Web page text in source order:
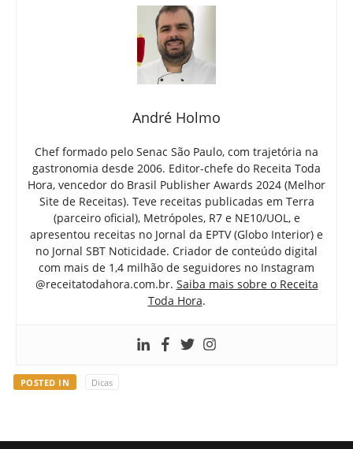
André Holmo
Chef formado pelo Senac São Paulo, com trajetória na
gastronomia desde 2006. Editor-chefe do Receita Toda
Hora, vencedor do Brasil Publisher Awards 2024 (Melhor
Site de Receitas). Teve receitas publicadas em Terra
(parceiro oficial), Metrópoles, R7 e NE10/UOL, e
apresentou receitas no Jornal da EPTV (Globo Interior) e
no Jornal SBT Noticidade. Criador de conteúdo digital
com mais de 1,4 milhão de seguidores no Instagram
@receitatodahora.com.br. Saiba mais sobre o Receita
Toda Hora.
POSTED IN Dicas